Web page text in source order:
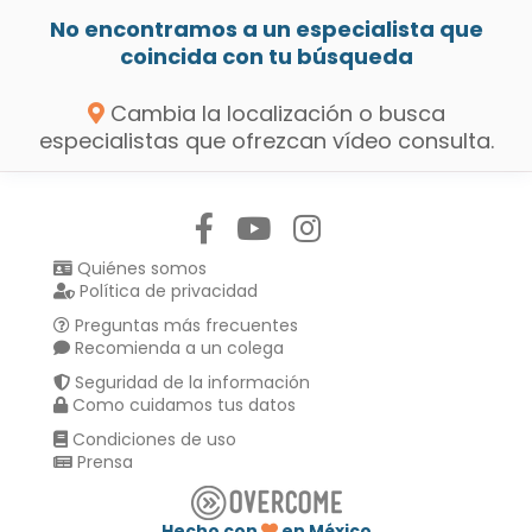
No encontramos a un especialista que
coincida con tu búsqueda
Cambia la localización o busca
especialistas que ofrezcan vídeo consulta.
Quiénes somos
Política de privacidad
Preguntas más frecuentes
Recomienda a un colega
Seguridad de la información
Como cuidamos tus datos
Condiciones de uso
Prensa